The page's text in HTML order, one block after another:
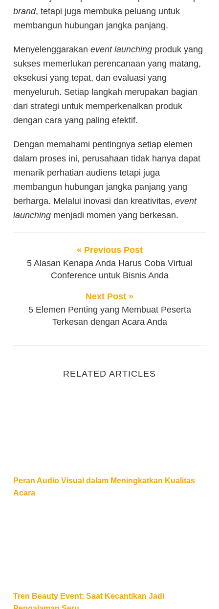
brand, tetapi juga membuka peluang untuk
membangun hubungan jangka panjang.
Menyelenggarakan event launching produk yang
sukses memerlukan perencanaan yang matang,
eksekusi yang tepat, dan evaluasi yang
menyeluruh. Setiap langkah merupakan bagian
dari strategi untuk memperkenalkan produk
dengan cara yang paling efektif.
Dengan memahami pentingnya setiap elemen
dalam proses ini, perusahaan tidak hanya dapat
menarik perhatian audiens tetapi juga
membangun hubungan jangka panjang yang
berharga. Melalui inovasi dan kreativitas, event
launching menjadi momen yang berkesan.
« Previous Post
5 Alasan Kenapa Anda Harus Coba Virtual
Conference untuk Bisnis Anda
Next Post »
5 Elemen Penting yang Membuat Peserta
Terkesan dengan Acara Anda
RELATED ARTICLES
Peran Audio Visual dalam Meningkatkan Kualitas
Acara
Tren Beauty Event: Saat Kecantikan Jadi